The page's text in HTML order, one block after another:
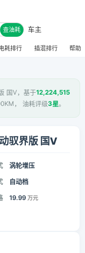
查油耗 车主
耗排行 插混排行 帮助
国V，基于12,224,515
， 油耗评级3星。
驭界版 国V
涡轮增压
自动档
19.99 万元